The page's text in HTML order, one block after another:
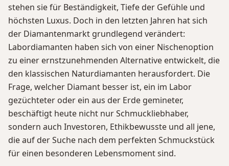
stehen sie für Beständigkeit, Tiefe der Gefühle und
höchsten Luxus. Doch in den letzten Jahren hat sich
der Diamantenmarkt grundlegend verändert:
Labordiamanten haben sich von einer Nischenoption
zu einer ernstzunehmenden Alternative entwickelt, die
den klassischen Naturdiamanten herausfordert. Die
Frage, welcher Diamant besser ist, ein im Labor
gezüchteter oder ein aus der Erde gemineter,
beschäftigt heute nicht nur Schmuckliebhaber,
sondern auch Investoren, Ethikbewusste und all jene,
die auf der Suche nach dem perfekten Schmuckstück
für einen besonderen Lebensmoment sind.